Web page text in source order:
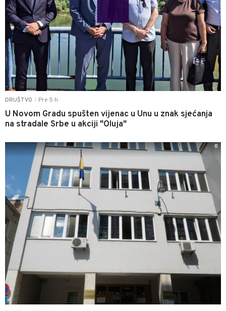
DRUŠTVO Pre 5 h
U Novom Gradu spušten vijenac u Unu u znak sjećanja
na stradale Srbe u akciji "Oluja"
0